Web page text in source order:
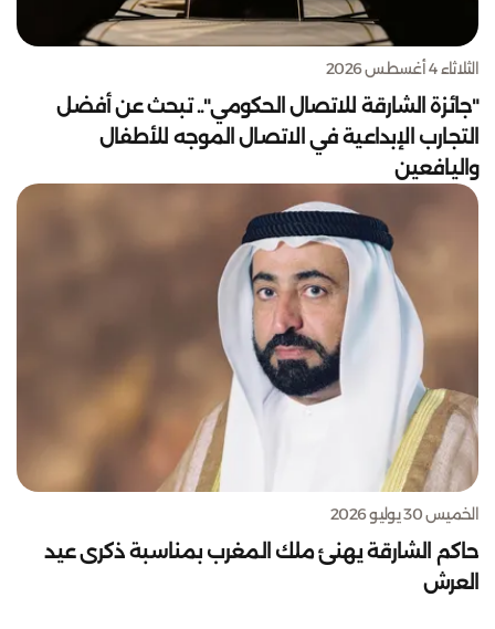
الثلاثاء 4 أغسطس 2026
"جائزة الشارقة للاتصال الحكومي".. تبحث عن أفضل
التجارب الإبداعية في الاتصال الموجه للأطفال
واليافعين
الخميس 30 يوليو 2026
حاكم الشارقة يهنئ ملك المغرب بمناسبة ذكرى عيد
العرش